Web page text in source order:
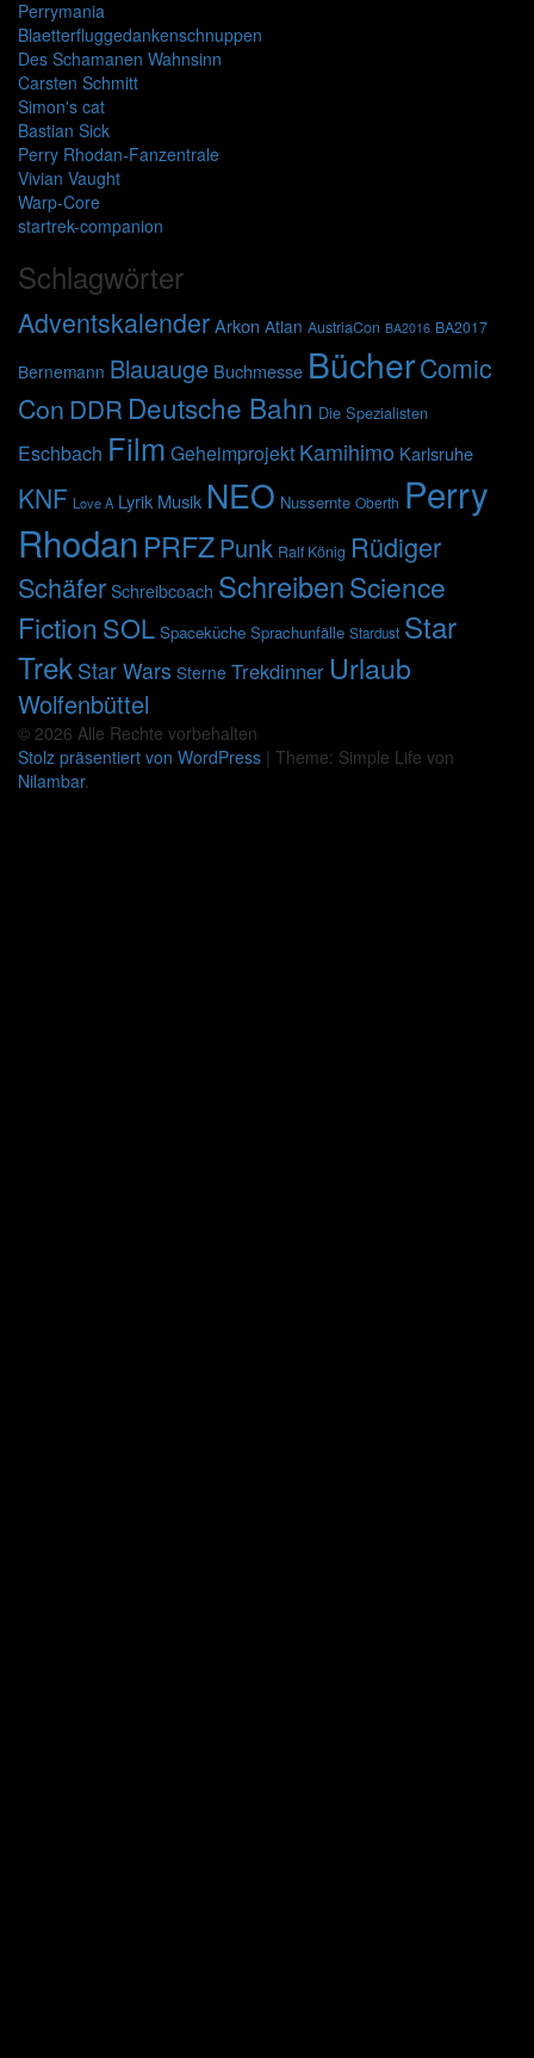
Perrymania
Blaetterfluggedankenschnuppen
Des Schamanen Wahnsinn
Carsten Schmitt
Simon's cat
Bastian Sick
Perry Rhodan-Fanzentrale
Vivian Vaught
Warp-Core
startrek-companion
Schlagwörter
AdventskalenderArkon Atlan AustriaCon BA2016 BA2017
Bernemann Blauauge Buchmesse BücherComic
Con DDR Deutsche Bahn Die Spezialisten
Eschbach Film Geheimprojekt Kamihimo Karlsruhe
KNF Love A Lyrik Musik NEO Nussernte Oberth Perry
Rhodan PRFZPunk Ralf König Rüdiger
Schäfer Schreibcoach SchreibenScience
FictionSOL Spaceküche Sprachunfälle Stardust Star
Trek Star Wars Sterne Trekdinner Urlaub
Wolfenbüttel
© 2026 Alle Rechte vorbehalten
Stolz präsentiert von WordPress | Theme: Simple Life von
Nilambar.